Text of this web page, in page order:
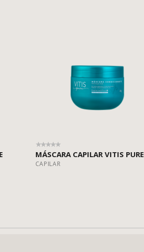
MÁSCARA CAPILAR VITIS PURE
CAPILAR